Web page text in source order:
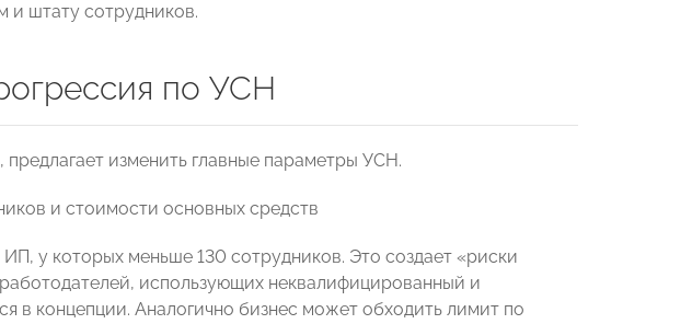
и штату сотрудников.
по УСН
изменить главные параметры УСН.
и стоимости основных средств
у которых меньше 130 сотрудников. Это создает «риски
использующих неквалифицированный и
в концепции. Аналогично бизнес может обходить лимит по